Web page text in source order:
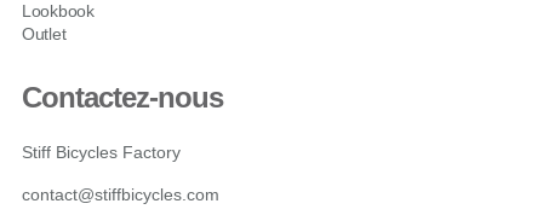
Lookbook
Outlet
Contactez-nous
Stiff Bicycles Factory
contact@stiffbicycles.com